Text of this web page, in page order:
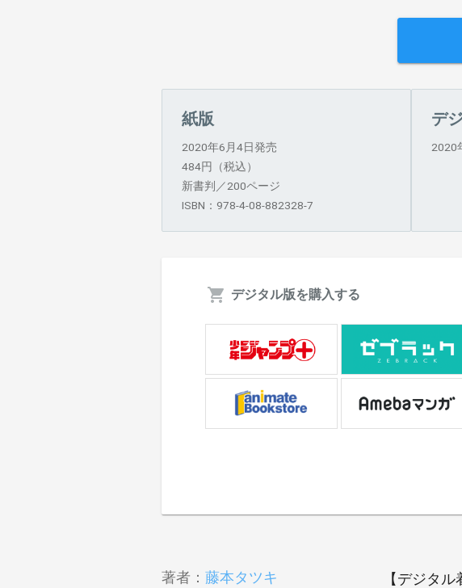
紙版
2020年6月4日発売
484円（税込）
新書判／200ページ
ISBN：978-4-08-882328-7
デ
2020
デジタル版を購入する
著者： 藤本タツキ
【デジタ